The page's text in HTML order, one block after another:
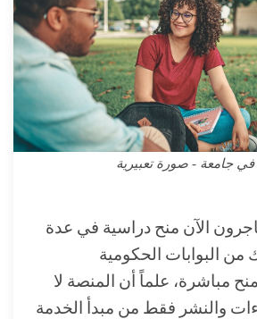
في جامعة - صورة تعبيرية
الآن منح دراسية في عدة
من البوابات الحكومية
مباشرة، علماً أن المنصة لا
والنشر فقط من مبدأ الخدمة